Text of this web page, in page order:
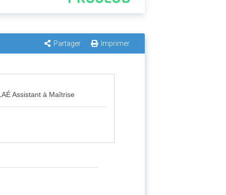
Partager Imprimer
Assistant à Maîtrise